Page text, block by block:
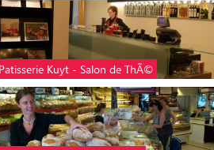
Patisserie Kuyt - Salon de ThÃ©